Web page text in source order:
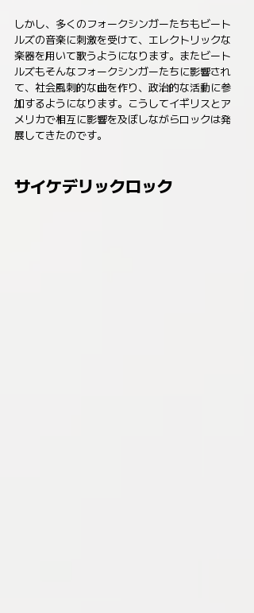
しかし、多くのフォークシンガーたちもビート
ルズの音楽に刺激を受けて、エレクトリックな
楽器を用いて歌うようになります。またビート
ルズもそんなフォークシンガーたちに影響され
て、社会風刺的な曲を作り、政治的な活動に参
加するようになります。こうしてイギリスとア
メリカで相互に影響を及ぼしながらロックは発
展してきたのです。
サイケデリックロック